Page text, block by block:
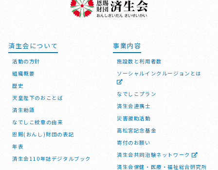
済生会について
活動の方針
組織概要
歴史
天皇陛下のおことば
済生勅語
なでしこ紋章の由来
恩賜(おんし)財団の表記
年表
済生会110年誌デジタルブック
事業内容
施設数と利用者数
ソーシャルインクルージョンとは
なでしこプラン
済生会連携士
災害援助活動
高松宮記念基金
寄付のお願い
済生会共同治験ネットワーク
済生会保健・医療・福祉総合研究所